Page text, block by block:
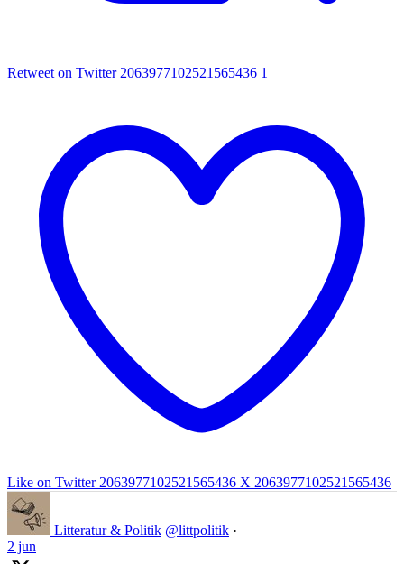
Retweet on Twitter 2063977102521565436 1
Like on Twitter 2063977102521565436 X 2063977102521565436
Litteratur & Politik @littpolitik ·
2 jun